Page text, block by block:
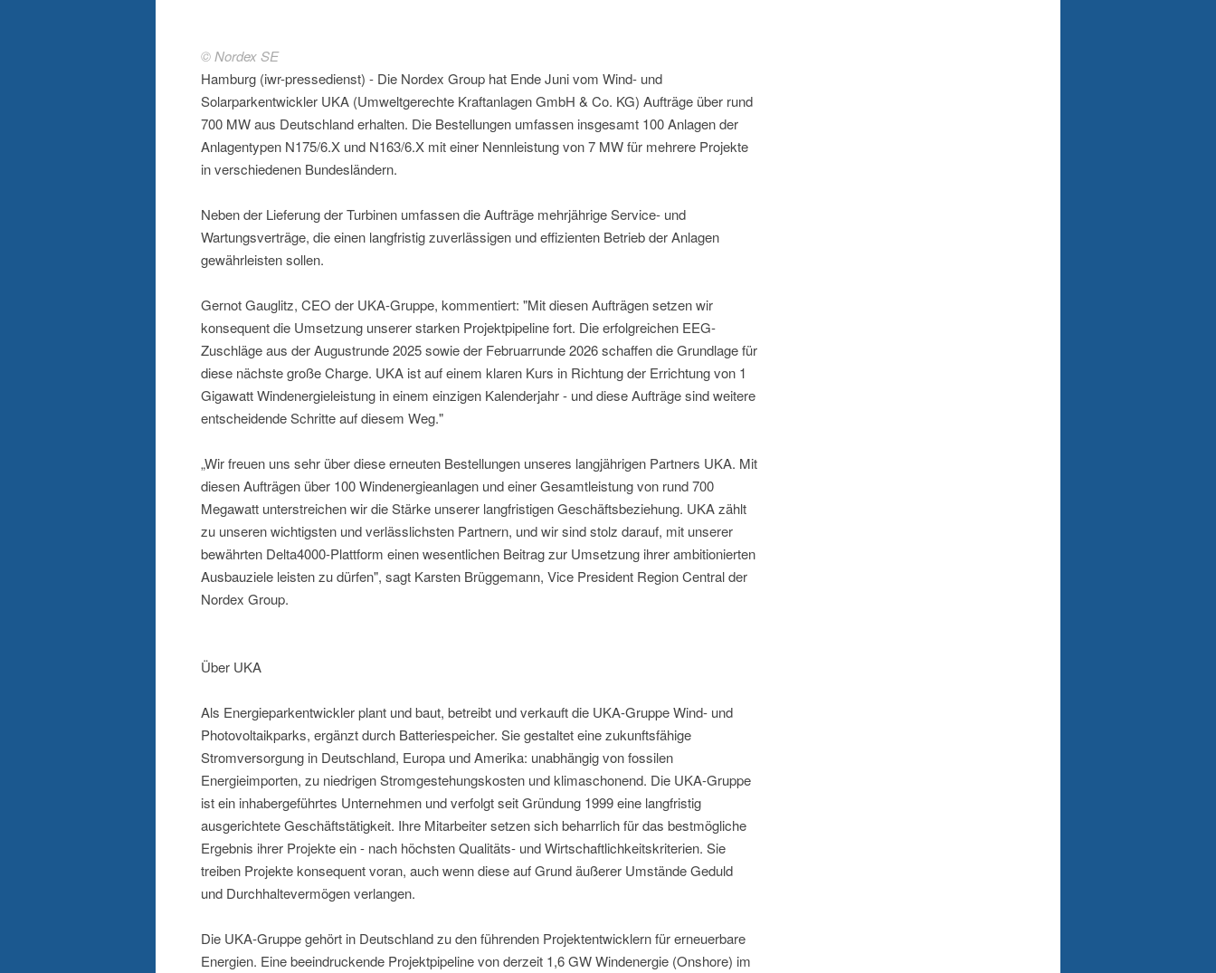
© Nordex SE
Hamburg (iwr-pressedienst) - Die Nordex Group hat Ende Juni vom Wind- und
Solarparkentwickler UKA (Umweltgerechte Kraftanlagen GmbH & Co. KG) Aufträge über rund
700 MW aus Deutschland erhalten. Die Bestellungen umfassen insgesamt 100 Anlagen der
Anlagentypen N175/6.X und N163/6.X mit einer Nennleistung von 7 MW für mehrere Projekte
in verschiedenen Bundesländern.
Neben der Lieferung der Turbinen umfassen die Aufträge mehrjährige Service- und
Wartungsverträge, die einen langfristig zuverlässigen und effizienten Betrieb der Anlagen
gewährleisten sollen.
Gernot Gauglitz, CEO der UKA-Gruppe, kommentiert: "Mit diesen Aufträgen setzen wir
konsequent die Umsetzung unserer starken Projektpipeline fort. Die erfolgreichen EEG-
Zuschläge aus der Augustrunde 2025 sowie der Februarrunde 2026 schaffen die Grundlage für
diese nächste große Charge. UKA ist auf einem klaren Kurs in Richtung der Errichtung von 1
Gigawatt Windenergieleistung in einem einzigen Kalenderjahr - und diese Aufträge sind weitere
entscheidende Schritte auf diesem Weg."
„Wir freuen uns sehr über diese erneuten Bestellungen unseres langjährigen Partners UKA. Mit
diesen Aufträgen über 100 Windenergieanlagen und einer Gesamtleistung von rund 700
Megawatt unterstreichen wir die Stärke unserer langfristigen Geschäftsbeziehung. UKA zählt
zu unseren wichtigsten und verlässlichsten Partnern, und wir sind stolz darauf, mit unserer
bewährten Delta4000-Plattform einen wesentlichen Beitrag zur Umsetzung ihrer ambitionierten
Ausbauziele leisten zu dürfen", sagt Karsten Brüggemann, Vice President Region Central der
Nordex Group.
Über UKA
Als Energieparkentwickler plant und baut, betreibt und verkauft die UKA-Gruppe Wind- und
Photovoltaikparks, ergänzt durch Batteriespeicher. Sie gestaltet eine zukunftsfähige
Stromversorgung in Deutschland, Europa und Amerika: unabhängig von fossilen
Energieimporten, zu niedrigen Stromgestehungskosten und klimaschonend. Die UKA-Gruppe
ist ein inhabergeführtes Unternehmen und verfolgt seit Gründung 1999 eine langfristig
ausgerichtete Geschäftstätigkeit. Ihre Mitarbeiter setzen sich beharrlich für das bestmögliche
Ergebnis ihrer Projekte ein - nach höchsten Qualitäts- und Wirtschaftlichkeitskriterien. Sie
treiben Projekte konsequent voran, auch wenn diese auf Grund äußerer Umstände Geduld
und Durchhaltevermögen verlangen.
Die UKA-Gruppe gehört in Deutschland zu den führenden Projektentwicklern für erneuerbare
Energien. Eine beeindruckende Projektpipeline von derzeit 1,6 GW Windenergie (Onshore) im